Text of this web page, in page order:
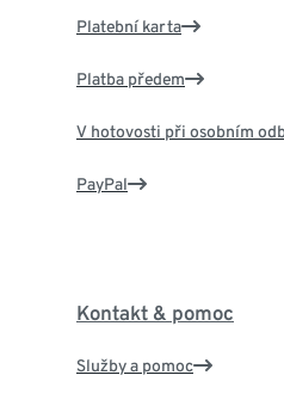
Platební karta
Platba předem
V hotovosti při osobním
PayPal
Kontakt & pomoc
Služby a pomoc